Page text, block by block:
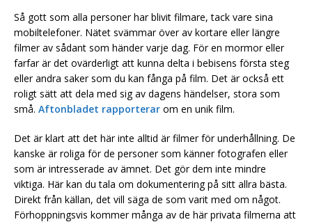
Så gott som alla personer har blivit filmare, tack vare sina
mobiltelefoner. Nätet svämmar över av kortare eller längre
filmer av sådant som händer varje dag. För en mormor eller
farfar är det ovärderligt att kunna delta i bebisens första steg
eller andra saker som du kan fånga på film. Det är också ett
roligt sätt att dela med sig av dagens händelser, stora som
små. Aftonbladet rapporterar om en unik film.
Det är klart att det här inte alltid är filmer för underhållning. De
kanske är roliga för de personer som känner fotografen eller
som är intresserade av ämnet. Det gör dem inte mindre
viktiga. Här kan du tala om dokumentering på sitt allra bästa.
Direkt från källan, det vill säga de som varit med om något.
Förhoppningsvis kommer många av de här privata filmerna att